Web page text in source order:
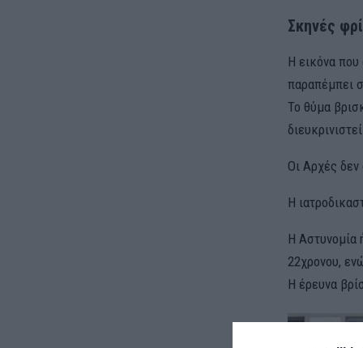
Σκηνές
Η εικόνα που
παραπέμπει
Το θύμα
Οι Αρχές δεν
Η
Η Αστυνομία
22χρονου,
Η έρευνα